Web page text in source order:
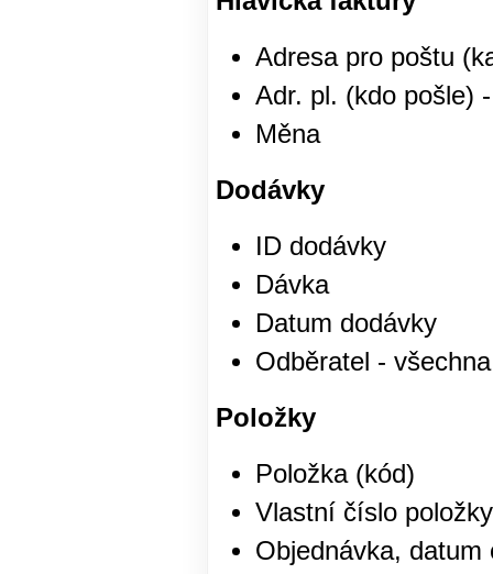
Adresa pro poštu
Adr. pl. (kdo pošle)
Měna
Dodávky
ID dodávky
Dávka
Datum dodávky
Odběratel -
Položky
Položka (kód)
Vlastní číslo položky
Objednávka, datum